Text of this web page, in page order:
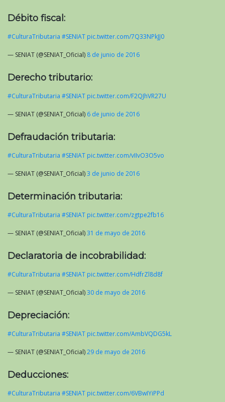
Débito fiscal:
#CulturaTributaria #SENIAT pic.twitter.com/7Q33NPkJJ0
— SENIAT (@SENIAT_Oficial) 8 de junio de 2016
Derecho tributario:
#CulturaTributaria #SENIAT pic.twitter.com/F2QJhVR27U
— SENIAT (@SENIAT_Oficial) 6 de junio de 2016
Defraudación tributaria:
#CulturaTributaria #SENIAT pic.twitter.com/vIIvO3O5vo
— SENIAT (@SENIAT_Oficial)3 de junio de 2016
Determinación tributaria:
#CulturaTributaria #SENIAT pic.twitter.com/zgtpe2fb16
— SENIAT (@SENIAT_Oficial)31 de mayo de 2016
Declaratoria de incobrabilidad:
#CulturaTributaria #SENIAT pic.twitter.com/HdfrZl8d8f
— SENIAT (@SENIAT_Oficial)30 de mayo de 2016
Depreciación:
#CulturaTributaria #SENIAT pic.twitter.com/AmbVQDG5kL
— SENIAT (@SENIAT_Oficial)29 de mayo de 2016
Deducciones:
#CulturaTributaria #SENIAT pic.twitter.com/6VBwIYiPPd